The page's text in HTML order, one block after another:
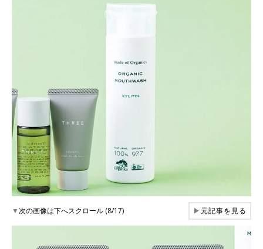
▼次の画像は下へスクロール (8/17) ▶元記事を見る